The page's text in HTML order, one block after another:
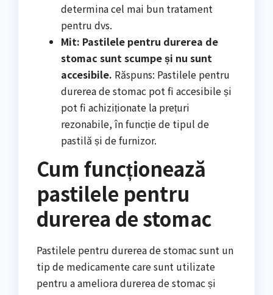
determina cel mai bun tratament
pentru dvs.
Mit: Pastilele pentru durerea de
stomac sunt scumpe și nu sunt
accesibile. Răspuns: Pastilele pentru
durerea de stomac pot fi accesibile și
pot fi achiziționate la prețuri
rezonabile, în funcție de tipul de
pastilă și de furnizor.
Cum funcționează
pastilele pentru
durerea de stomac
Pastilele pentru durerea de stomac sunt un
tip de medicamente care sunt utilizate
pentru a ameliora durerea de stomac și